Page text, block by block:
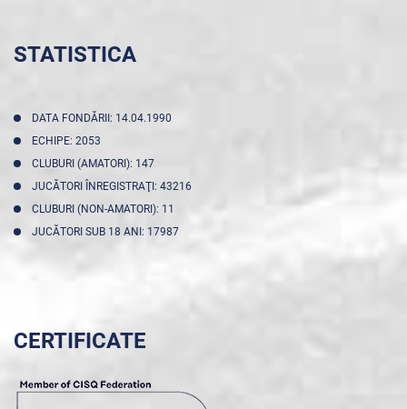
STATISTICA
DATA FONDĂRII: 14.04.1990
ECHIPE: 2053
CLUBURI (AMATORI): 147
JUCĂTORI ÎNREGISTRAŢI: 43216
CLUBURI (NON-AMATORI): 11
JUCĂTORI SUB 18 ANI: 17987
CERTIFICATE